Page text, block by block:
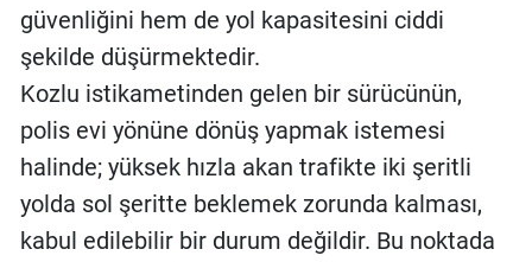
güvenliğini hem de yol kapasitesini ciddi
şekilde düşürmektedir.
Kozlu istikametinden gelen bir sürücünün,
polis evi yönüne dönüş yapmak istemesi
halinde; yüksek hızla akan trafikte iki şeritli
yolda sol şeritte beklemek zorunda kalması,
kabul edilebilir bir durum değildir. Bu noktada